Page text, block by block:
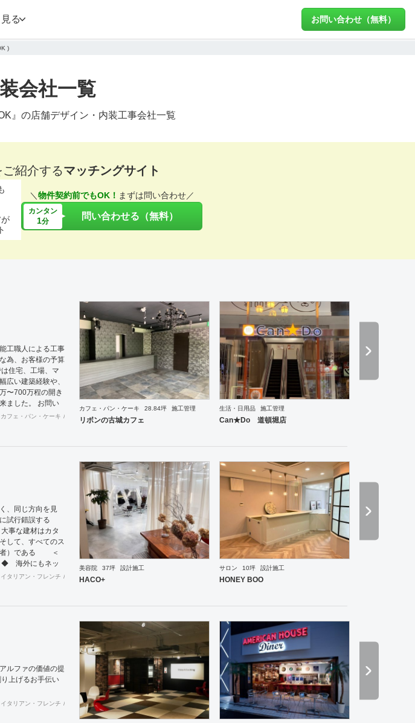
見る お問い合わせ（無料）
)
会社一覧
』の店舗デザイン・内装工事会社一覧
ご紹介するマッチングサイト
が
＼ 物件契約前でもOK！ まずは問い合わせ／
カンタン
1分 問い合わせる（無料）
工職人による工事
為、お客様の予算
住宅、工場、マ
広い建築経験や、
〜700万程の開き
ました。 お問い
）からも承
カフェ・パン・ケーキ 和食・寿司 焼肉・中華料理・韓国料理 イベントブース・ショールーム
カフェ・パン・ケーキ 28.84坪 施工管理
リボンの古城カフェ
生活・日用品 施工管理
Can★Do 道頓堀店
、同じ方向を見
試行錯誤する
な建材はカタ
して、すべてのス
者）である ＜
◆ 海外にもネッ
スタッフたちが、
な請負形態が可能
縁な特定防火設備
ことも可能です。
間
のようなやわら
時間の蓄積を
イタリアン・フレンチ カフェ・パン・ケーキ 和食・寿司 焼肉・中華料理・韓国料理
美容院 37坪 設計施工
HACO+
サロン 10坪 設計施工
HONEY BOO
ルファの価値の提
上げるお手伝い
イタリアン・フレンチ カフェ・パン・ケーキ ラーメン・そば・うどん 和食・寿司 焼肉・中華料理・韓国料理 その他